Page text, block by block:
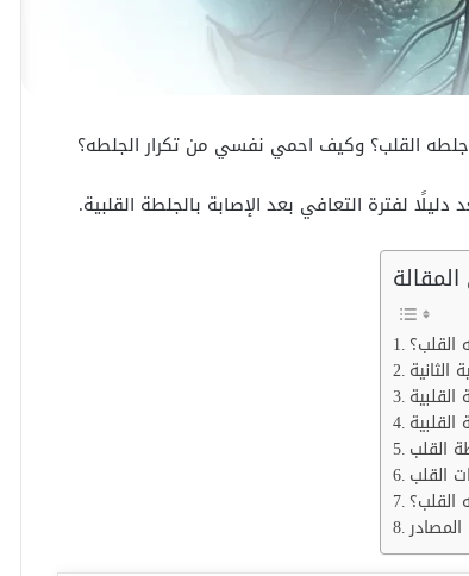
القلب؟ وكيف احمي نفسي من تكرار الجلطه؟
لفترة التعافي بعد الإصابة بالجلطة القلبية.
القلب
القلب